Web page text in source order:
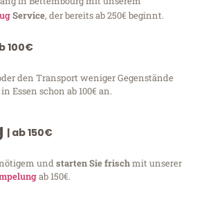
Service, der bereits ab 250€ beginnt.
100€
den Transport weniger Gegenstände
in Essen schon ab 100€ an.
| ab 150€
undstarten Sie frischmit unserer
ab 150€.